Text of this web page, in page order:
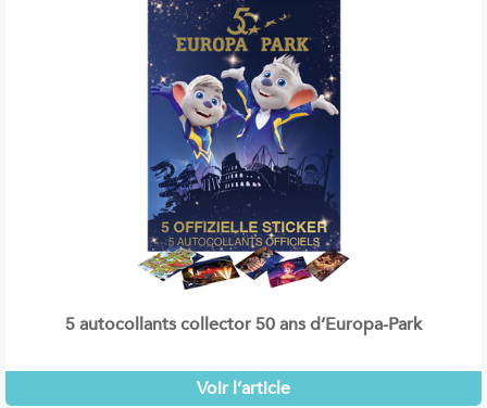
5 autocollants collector 50 ans d’Europa-Park
Voir l’article